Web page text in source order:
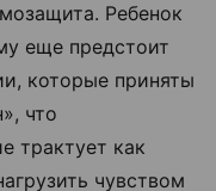
Ребенок
еще предстоит
которые приняты
что
трактует как
чувством